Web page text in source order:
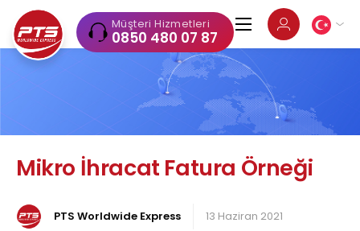
Müşteri Hizmetleri
0850 480 07 87
Mikro İhracat Fatura Örneği
PTS Worldwide Express 13 Haziran 2021